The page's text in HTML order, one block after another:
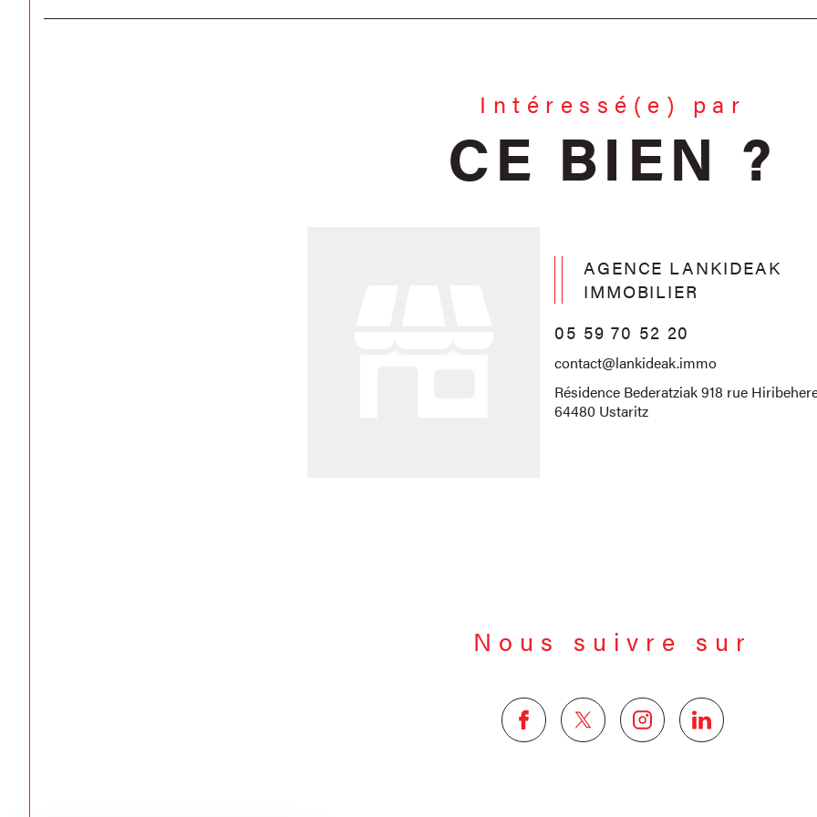
Intéressé(e) par
CE BIEN ?
AGENCE LANKIDEAK
IMMOBILIER
05 59 70 52 20
contact@lankideak.immo
Résidence Bederatziak 918 rue
64480 Ustaritz
Nous suivre sur